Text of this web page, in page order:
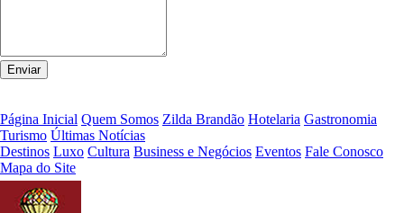
Página Inicial Quem Somos Zilda Brandão Hotelaria Gastronomia
Turismo Últimas Notícias
Destinos Luxo Cultura Business e Negócios Eventos Fale Conosco
Mapa do Site